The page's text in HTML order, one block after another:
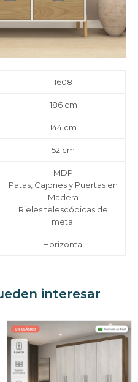
1608
186 cm
144 cm
52 cm
MDP
Patas, Cajones y Puertas en
Madera
Rieles telescópicas de
metal
Horizontal
interesar